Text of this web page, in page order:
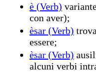
è (Verb)
con aver);
èsar (Verb)
essere;
èsar (Verb)
alcuni verbi